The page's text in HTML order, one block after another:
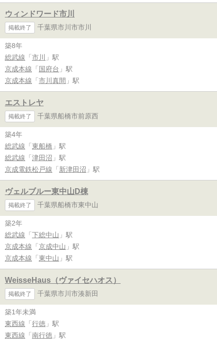
ウィンドワード市川
掲載終了 千葉県市川市市川
築8年
総武線 「 市川
」駅
京成本線 「 国府台 」駅
京成本線 「 市川真間 」駅
エストレヤ
掲載終了 千葉県船橋市前原西
築4年
総武線 「 東船橋 」駅
総武線 「 津田沼 」駅
京成電鉄松戸線 「 新津田沼 」駅
ヴェルブルー東中山D棟
掲載終了 千葉県船橋市東中山
築2年
総武線 「 下総中山 」駅
京成本線 「 京成中山 」駅
京成本線 「 東中山 」駅
WeisseHaus（ヴァイセハオス）
掲載終了 千葉県市川市湊新田
築1年未満
東西線 「 行徳 」駅
東西線 「 南行徳 」駅